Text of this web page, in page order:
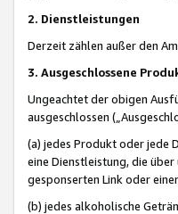
2. Dienstleistungen
Derzeit zählen außer den
3. Ausgeschlossene
Ungeachtet der obigen
ausgeschlossen
(a) jedes Produkt oder jede
eine Dienstleistung, die
gesponserten Link oder
(b) jedes alkoholische